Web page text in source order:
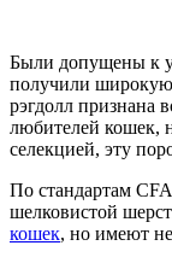
Были допущены к
получили широкую
рэгдолл признана
любителей кошек,
селекцией, эту
По стандартам
шелковистой
кошек, но имеют